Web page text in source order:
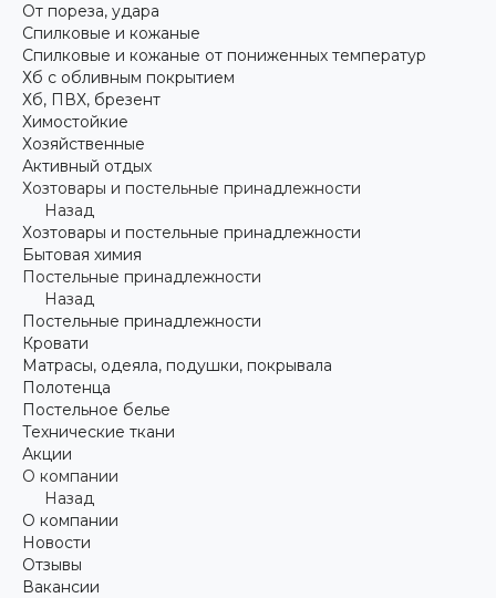
От пореза, удара
Спилковые и кожаные
Спилковые и кожаные от пониженных температур
Хб с обливным покрытием
Хб, ПВХ, брезент
Химостойкие
Хозяйственные
Активный отдых
Хозтовары и постельные принадлежности
Назад
Хозтовары и постельные принадлежности
Бытовая химия
Постельные принадлежности
Назад
Постельные принадлежности
Кровати
Матрасы, одеяла, подушки, покрывала
Полотенца
Постельное белье
Технические ткани
Акции
О компании
Назад
О компании
Новости
Отзывы
Вакансии